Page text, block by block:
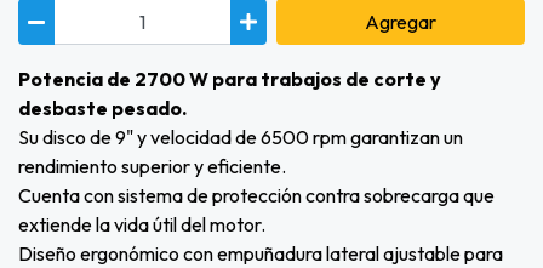
Agregar
Potencia de 2700 W para trabajos de corte y
desbaste pesado.
Su disco de 9" y velocidad de 6500 rpm garantizan un
rendimiento superior y eficiente.
Cuenta con sistema de protección contra sobrecarga que
extiende la vida útil del motor.
Diseño ergonómico con empuñadura lateral ajustable para